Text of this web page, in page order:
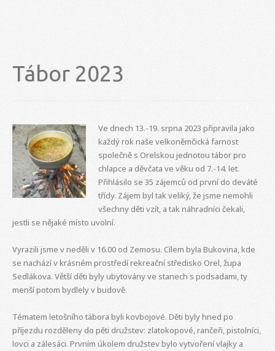
Tábor 2023
Ve dnech 13.-19. srpna 2023 připravila jako
každý rok naše velkoněmčická farnost
společně s Orelskou jednotou tábor pro
chlapce a děvčata ve věku od 7.-14. let.
Přihlásilo se 35 zájemců od první do deváté
třídy. Zájem byl tak veliký, že jsme nemohli
všechny děti vzít, a tak náhradníci čekali,
jestli se nějaké místo uvolní.
Vyrazili jsme v neděli v 16.00 od Zemosu. Cílem byla Bukovina, kde
se nachází v krásném prostředí rekreační středisko Orel, župa
Sedlákova. Větší děti byly ubytovány ve stanech s podsadami, ty
menší potom bydlely v budově.
Tématem letošního tábora byli kovbojové. Děti byly hned po
příjezdu rozděleny do pěti družstev: zlatokopové, rančeři, pistolníci,
lovci a zálesáci. Prvním úkolem družstev bylo vytvoření vlajky a